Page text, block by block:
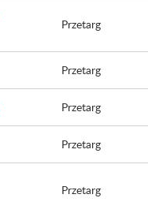
Przetarg
Przetarg
Przetarg
Przetarg
Przetarg